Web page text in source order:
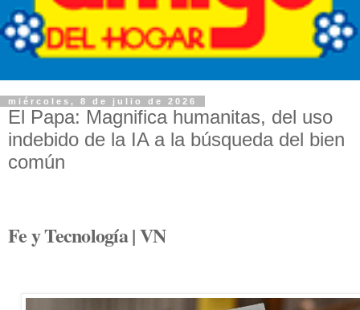
miércoles, 8 de julio de 2026
El Papa: Magnifica humanitas, del uso
indebido de la IA a la búsqueda del bien
común
Fe y Tecnología | VN